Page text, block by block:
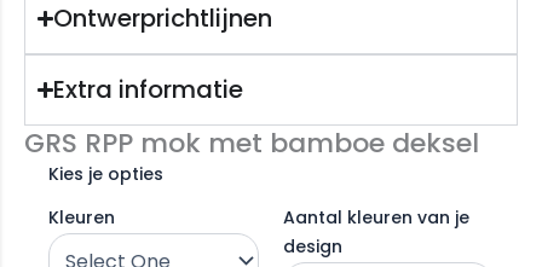
Ontwerprichtlijnen
Extra informatie
GRS RPP mok met bamboe deksel
Kies je opties
Kleuren
Aantal kleuren van je
design